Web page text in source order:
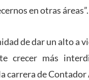
en otras áreas”.
de dar un alto a
crecer más
carrera de